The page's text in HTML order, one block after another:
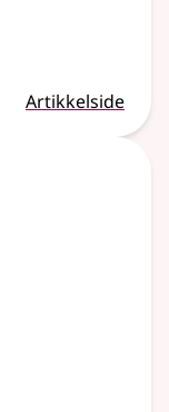
Artikkelside